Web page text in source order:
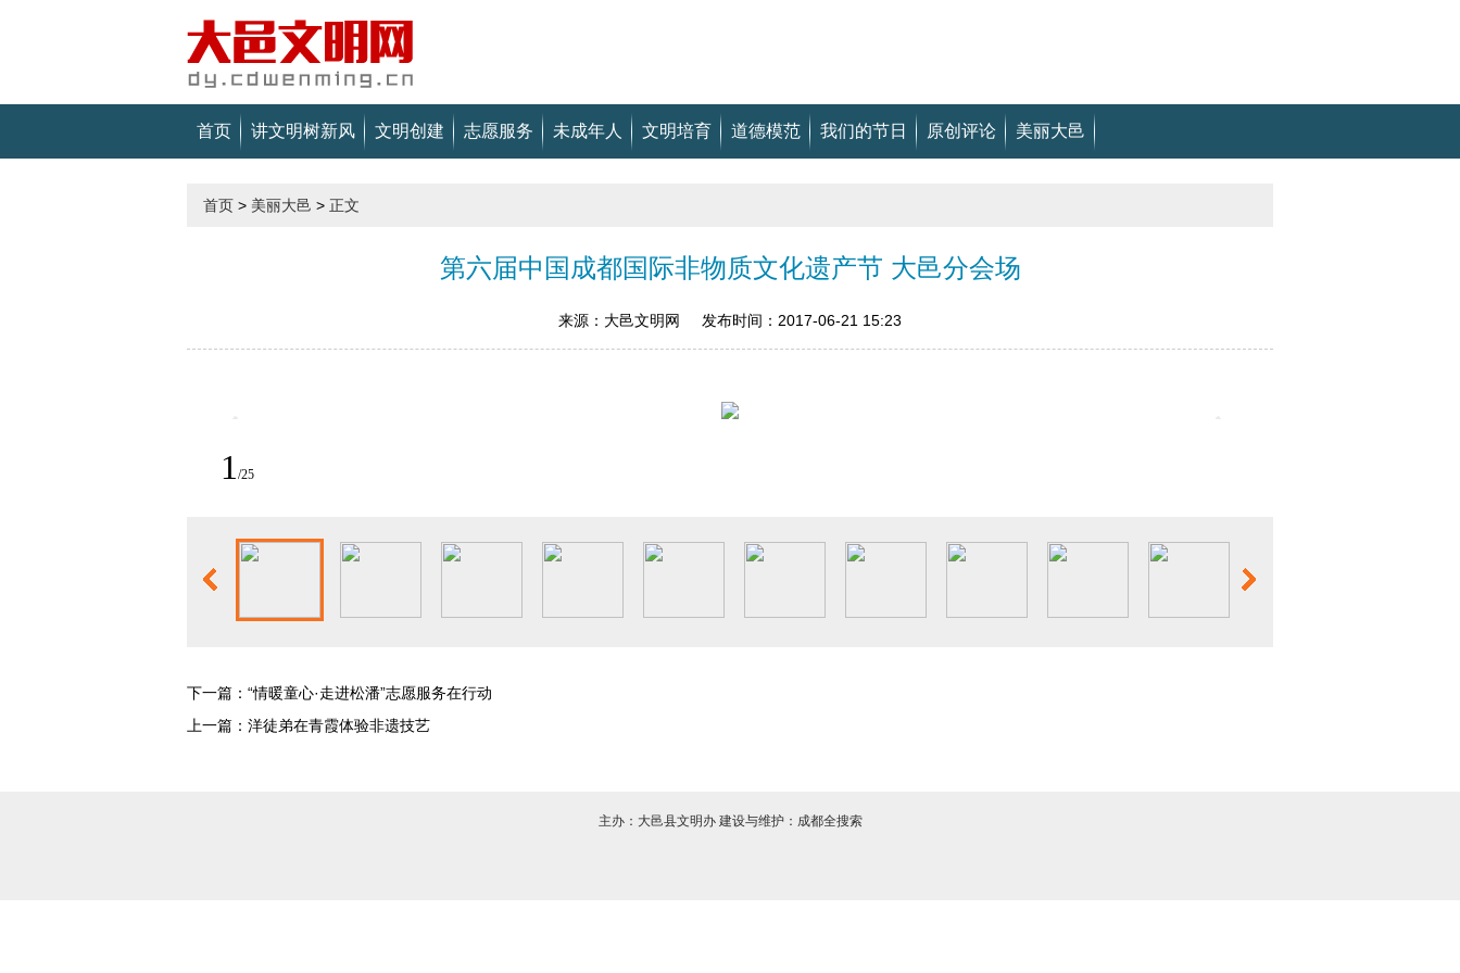
首页 讲文明树新风 文明创建 志愿服务 未成年人 文明培育 道德模范 我们的节日 原创评论 美丽大邑
首页 > 美丽大邑 > 正文
第六届中国成都国际非物质文化遗产节 大邑分会场
来源：大邑文明网 发布时间：2017-06-21 15:23
1 /25
下一篇： “情暖童心·走进松潘”志愿服务在行动
上一篇：洋徒弟在青霞体验非遗技艺
主办：大邑县文明办 建设与维护：成都全搜索